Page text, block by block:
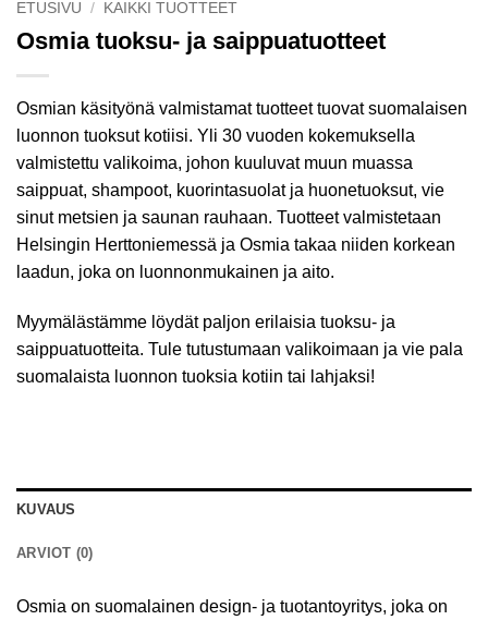
ETUSIVU / KAIKKI TUOTTEET
Osmia tuoksu- ja saippuatuotteet
Osmian käsityönä valmistamat tuotteet tuovat suomalaisen
luonnon tuoksut kotiisi. Yli 30 vuoden kokemuksella
valmistettu valikoima, johon kuuluvat muun muassa
saippuat, shampoot, kuorintasuolat ja huonetuoksut, vie
sinut metsien ja saunan rauhaan. Tuotteet valmistetaan
Helsingin Herttoniemessä ja Osmia takaa niiden korkean
laadun, joka on luonnonmukainen ja aito.
Myymälästämme löydät paljon erilaisia tuoksu- ja
saippuatuotteita. Tule tutustumaan valikoimaan ja vie pala
suomalaista luonnon tuoksia kotiin tai lahjaksi!
KUVAUS
ARVIOT (0)
Osmia on suomalainen design- ja tuotantoyritys, joka on